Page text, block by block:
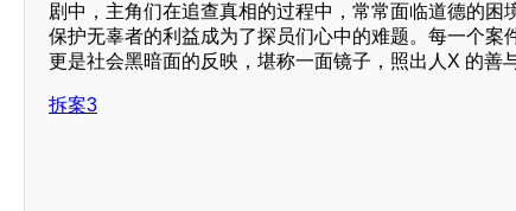
剧中，主角们在追查真相的过程中，常常面临道德的困
保护无辜者的利益成为了探员们心中的难题。每一个案
更是社会黑暗面的反映，堪称一面镜子，照出人X 的善
拆案3